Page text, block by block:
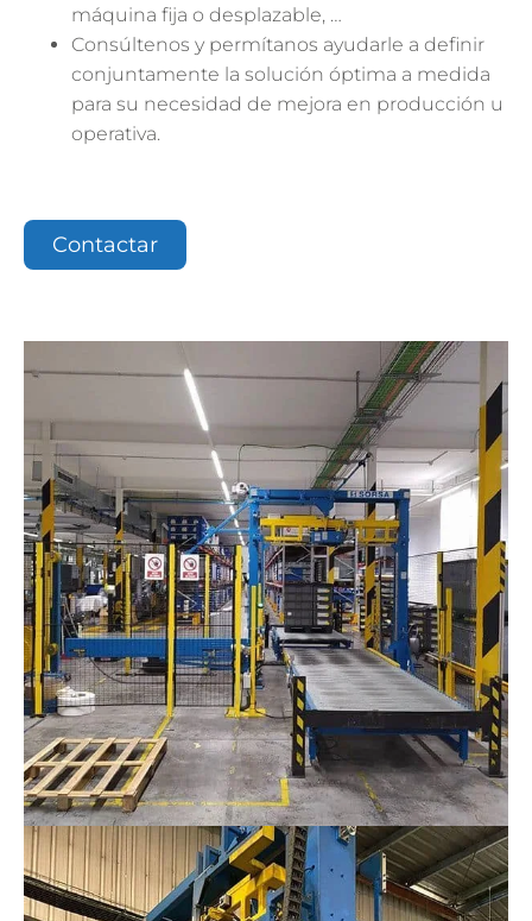
máquina fija o desplazable, …
Consúltenos y permítanos ayudarle a definir
conjuntamente la solución óptima a medida
para su necesidad de mejora en producción u
operativa.
Contactar